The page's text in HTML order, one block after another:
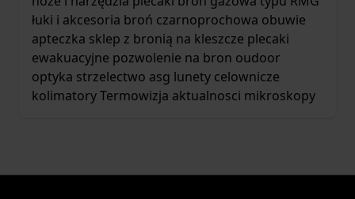
łuki i akcesoria broń czarnoprochowa obuwie
apteczka sklep z bronią na kleszcze plecaki
ewakuacyjne pozwolenie na bron oudoor
optyka strzelectwo asg lunety celownicze
kolimatoryTermowizja aktualnosci mikroskopy